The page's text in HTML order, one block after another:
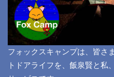
フォックスキャンプは、皆さ
トドアライフを、飯泉賢と私